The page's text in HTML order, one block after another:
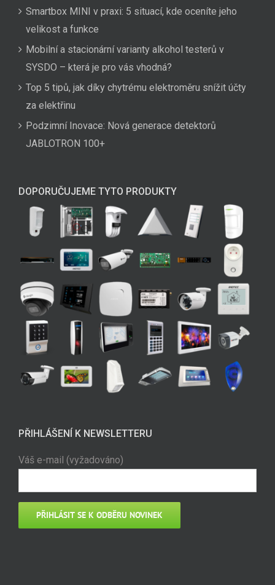
Smartbox MINI v praxi: 5 situací, kde oceníte jeho
velikost a funkce
Mobilní a stacionární varianty alkohol testerů v
SYSDO – která je pro vás vhodná?
Top 5 tipů, jak díky chytrému elektroměru snížit účty
za elektřinu
Podzimní Inovace: Nová generace detektorů
JABLOTRON 100+
DOPORUČUJEME TYTO PRODUKTY
PŘIHLÁŠENÍ K NEWSLETTERU
Váš e-mail (vyžadováno)